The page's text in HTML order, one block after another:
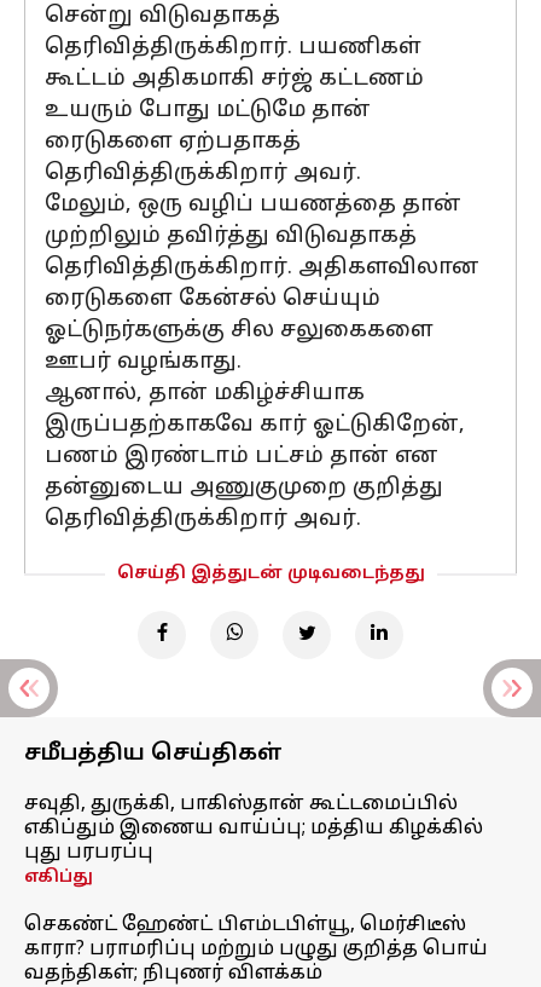
சென்று விடுவதாகத்
தெரிவித்திருக்கிறார். பயணிகள்
கூட்டம் அதிகமாகி சர்ஜ் கட்டணம்
உயரும் போது மட்டுமே தான்
ரைடுகளை ஏற்பதாகத்
தெரிவித்திருக்கிறார் அவர்.
மேலும், ஒரு வழிப் பயணத்தை தான்
முற்றிலும் தவிர்த்து விடுவதாகத்
தெரிவித்திருக்கிறார். அதிகளவிலான
ரைடுகளை கேன்சல் செய்யும்
ஓட்டுநர்களுக்கு சில சலுகைகளை
ஊபர் வழங்காது.
ஆனால், தான் மகிழ்ச்சியாக
இருப்பதற்காகவே கார் ஓட்டுகிறேன்,
பணம் இரண்டாம் பட்சம் தான் என
தன்னுடைய அணுகுமுறை குறித்து
தெரிவித்திருக்கிறார் அவர்.
செய்தி இத்துடன் முடிவடைந்தது
சமீபத்திய செய்திகள்
சவுதி, துருக்கி, பாகிஸ்தான் கூட்டமைப்பில்
எகிப்தும் இணைய வாய்ப்பு; மத்திய கிழக்கில்
புது பரபரப்பு
எகிப்து
செகண்ட் ஹேண்ட் பிஎம்டபிள்யூ, மெர்சிடீஸ்
காரா? பராமரிப்பு மற்றும் பழுது குறித்த பொய்
வதந்திகள்; நிபுணர் விளக்கம்